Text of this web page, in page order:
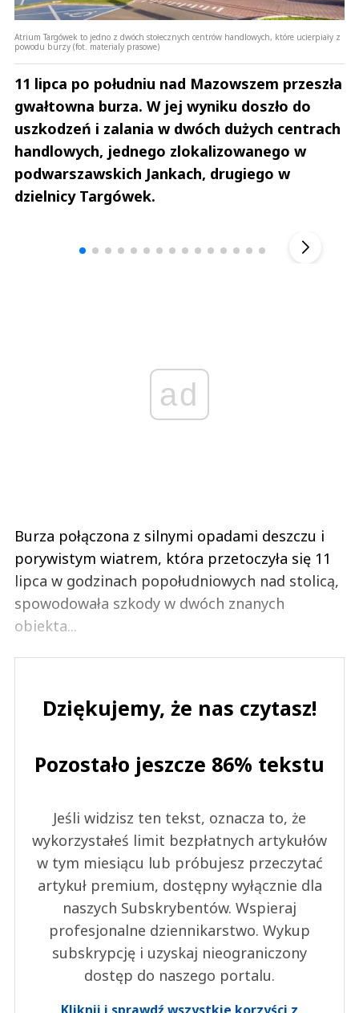
Atrium Targówek to jedno z dwóch stołecznych centrów handlowych, które ucierpiały z
powodu burzy (fot. materialy prasowe)
11 lipca po południu nad Mazowszem przeszła
gwałtowna burza. W jej wyniku doszło do
uszkodzeń i zalania w dwóch dużych centrach
handlowych, jednego zlokalizowanego w
podwarszawskich Jankach, drugiego w
dzielnicy Targówek.
ad
Burza połączona z silnymi opadami deszczu i
porywistym wiatrem, która przetoczyła się 11
lipca w godzinach popołudniowych nad stolicą,
spowodowała szkody w dwóch znanych
obiekta...
Dziękujemy, że nas czytasz!
Pozostało jeszcze 86% tekstu
Jeśli widzisz ten tekst, oznacza to, że
wykorzystałeś limit bezpłatnych artykułów
w tym miesiącu lub próbujesz przeczytać
artykuł premium, dostępny wyłącznie dla
naszych Subskrybentów. Wspieraj
profesjonalne dziennikarstwo. Wykup
subskrypcję i uzyskaj nieograniczony
dostęp do naszego portalu.